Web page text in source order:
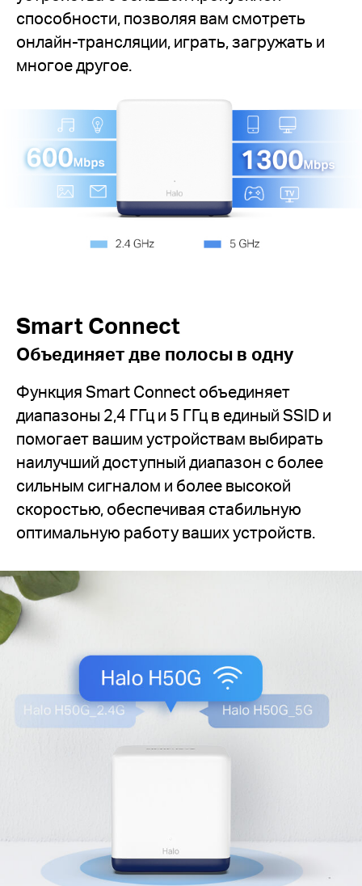
способности, позволяя вам смотреть
онлайн-трансляции, играть, загружать и
многое другое.
Smart Connect
Объединяет две полосы в одну
Функция Smart Connect объединяет
диапазоны 2,4 ГГц и 5 ГГц в единый SSID и
помогает вашим устройствам выбирать
наилучший доступный диапазон с более
сильным сигналом и более высокой
скоростью, обеспечивая стабильную
оптимальную работу ваших устройств.